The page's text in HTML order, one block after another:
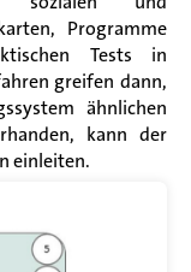
Programme
Tests in
greifen dann,
ähnlichen
kann der
einleiten.